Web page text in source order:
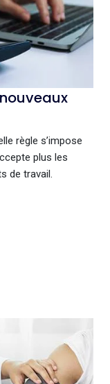
règle s’impose
plus les
de travail.